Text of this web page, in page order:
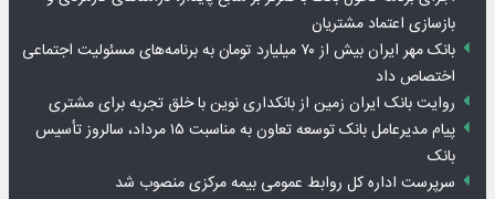
بازسازی اعتماد مشتریان
بانک مهر ایران بیش از ۷۰ میلیارد تومان به برنامه‌های مسئولیت اجتماعی
اختصاص داد
روایت بانک ایران زمین از بانکداری نوین با خلق تجربه برای مشتری
پیام مدیرعامل بانک توسعه تعاون به مناسبت ۱۵ مرداد، سالروز تأسیس
بانک
سرپرست اداره کل روابط عمومی بیمه مرکزی منصوب شد